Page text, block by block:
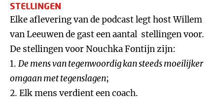
STELLINGEN
Elke aflevering van de podcast legt host Willem
van Leeuwen de gast een aantal stellingen voor.
De stellingen voor Nouchka Fontijn zijn:
1. De mens van tegenwoordig kan steeds moeilijker
omgaan met tegenslagen;
2. Elk mens verdient een coach.